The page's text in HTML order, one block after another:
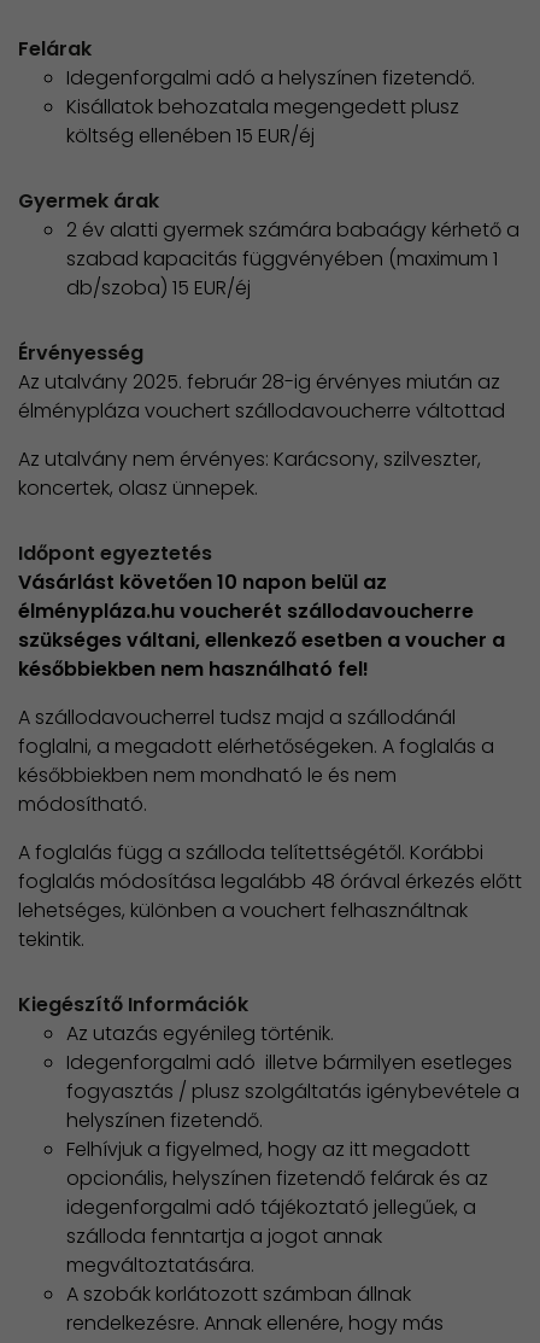
Felárak
Idegenforgalmi adó a helyszínen fizetendő.
Kisállatok behozatala megengedett plusz
költség ellenében 15 EUR/éj
Gyermek árak
2 év alatti gyermek számára babaágy kérhető a
szabad kapacitás függvényében (maximum 1
db/szoba) 15 EUR/éj
Érvényesség
Az utalvány 2025. február 28-ig érvényes miután az
élménypláza vouchert szállodavoucherre váltottad
Az utalvány nem érvényes: Karácsony, szilveszter,
koncertek, olasz ünnepek.
Időpont egyeztetés
Vásárlást követően 10 napon belül az
élménypláza.hu voucherét szállodavoucherre
szükséges váltani, ellenkező esetben a voucher a
későbbiekben nem használható fel!
A szállodavoucherrel tudsz majd a szállodánál
foglalni, a megadott elérhetőségeken. A foglalás a
későbbiekben nem mondható le és nem
módosítható.
A foglalás függ a szálloda telítettségétől. Korábbi
foglalás módosítása legalább 48 órával érkezés előtt
lehetséges, különben a vouchert felhasználtnak
tekintik.
Kiegészítő Információk
Az utazás egyénileg történik.
Idegenforgalmi adó illetve bármilyen esetleges
fogyasztás / plusz szolgáltatás igénybevétele a
helyszínen fizetendő.
Felhívjuk a figyelmed, hogy az itt megadott
opcionális, helyszínen fizetendő felárak és az
idegenforgalmi adó tájékoztató jellegűek, a
szálloda fenntartja a jogot annak
megváltoztatására.
A szobák korlátozott számban állnak
rendelkezésre. Annak ellenére, hogy más